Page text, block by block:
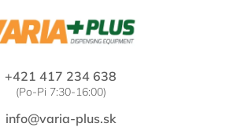
+421 417 234 638
(Po-Pi 7:30-16:00)
info@varia-plus.sk